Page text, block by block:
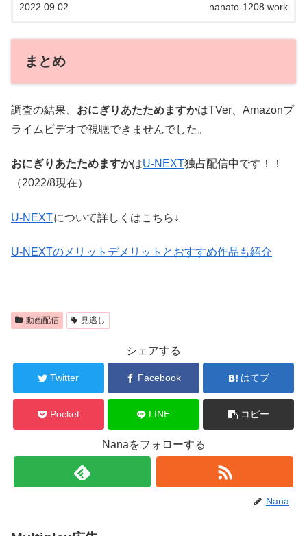
はこちら 佐藤麻美（マミ部長）...nanato-1208.work
2022.09.02
まとめ
調査の結果、 おにぎりあたためますかはTVer、Amazonプ
ライムビデオで視聴できませんでした。
おにぎりあたためますかはU-NEXT独占配信中です！！
（2022/8現在）
U-NEXTについて詳しくはこちら↓
U-NEXTのメリットデメリットとおすすめ作品も紹介
動画配信 見逃し
シェアする
Twitter Facebook はてブ
Pocket LINE コピー
Nanaをフォローする
Nana